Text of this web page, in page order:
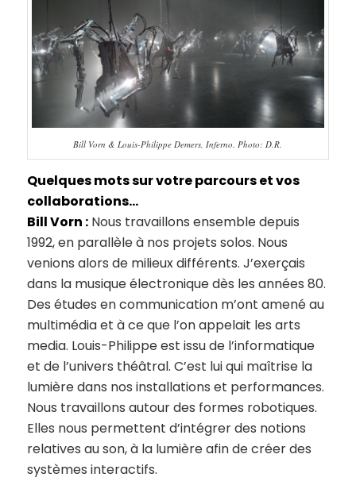
Bill Vorn & Louis-Philippe Demers, Inferno. Photo: D.R.
Quelques mots sur votre parcours et vos
collaborations…
Bill Vorn :Nous travaillons ensemble depuis
1992, en parallèle à nos projets solos. Nous
venions alors de milieux différents. J’exerçais
dans la musique électronique dès les années 80.
Des études en communication m’ont amené au
multimédia et à ce que l’on appelait les arts
media. Louis-Philippe est issu de l’informatique
et de l’univers théâtral. C’est lui qui maîtrise la
lumière dans nos installations et performances.
Nous travaillons autour des formes robotiques.
Elles nous permettent d’intégrer des notions
relatives au son, à la lumière afin de créer des
systèmes interactifs.